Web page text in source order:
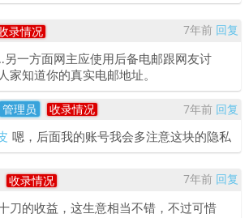
录情况 7年前 回复
一方面网主应使用后备电邮跟网友讨
家知道你的真实电邮地址。
管理员 收录情况 7年前 回复
嗯，后面我的账号我会多注意这块的隐私
收录情况 7年前 回复
刀的收益，这生意相当不错，不过可惜